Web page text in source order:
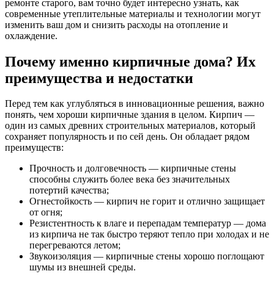
ремонте старого, вам точно будет интересно узнать, как
современные утеплительные материалы и технологии могут
изменить ваш дом и снизить расходы на отопление и
охлаждение.
Почему именно кирпичные дома? Их
преимущества и недостатки
Перед тем как углубляться в инновационные решения, важно
понять, чем хороши кирпичные здания в целом. Кирпич —
один из самых древних строительных материалов, который
сохраняет популярность и по сей день. Он обладает рядом
преимуществ:
Прочность и долговечность — кирпичные стены
способны служить более века без значительных
потертий качества;
Огнестойкость — кирпич не горит и отлично защищает
от огня;
Резистентность к влаге и перепадам температур — дома
из кирпича не так быстро теряют тепло при холодах и не
перегреваются летом;
Звукоизоляция — кирпичные стены хорошо поглощают
шумы из внешней среды.